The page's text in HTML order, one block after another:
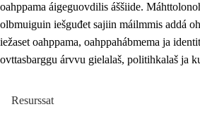
oahppama áigeguovdilis áššiide.
olbmuiguin iešguđet sajiin máilmmis addá
iežaset oahppama, oahppahábmema ja
ovttasbarggu árvvu gielalaš, politihkalaš ja
Resurssat